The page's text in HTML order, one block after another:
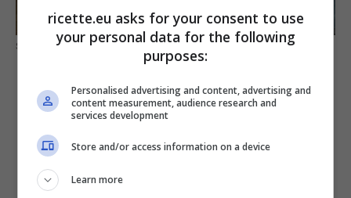
Spaghetti alla Puveriello (Fonte foto Pixabay)
ricette.eu asks for your consent to use
your personal data for the following
purposes:
Personalised advertising and content, advertising and
content measurement, audience research and
services development
Store and/or access information on a device
Learn more